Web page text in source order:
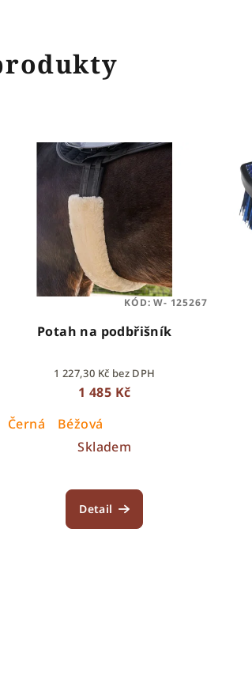
Potah na podbřišník
1 227,30 Kč bez DPH
1 485 Kč
Černá
Béžová
Skladem
Detail
KÓD:W- 125267